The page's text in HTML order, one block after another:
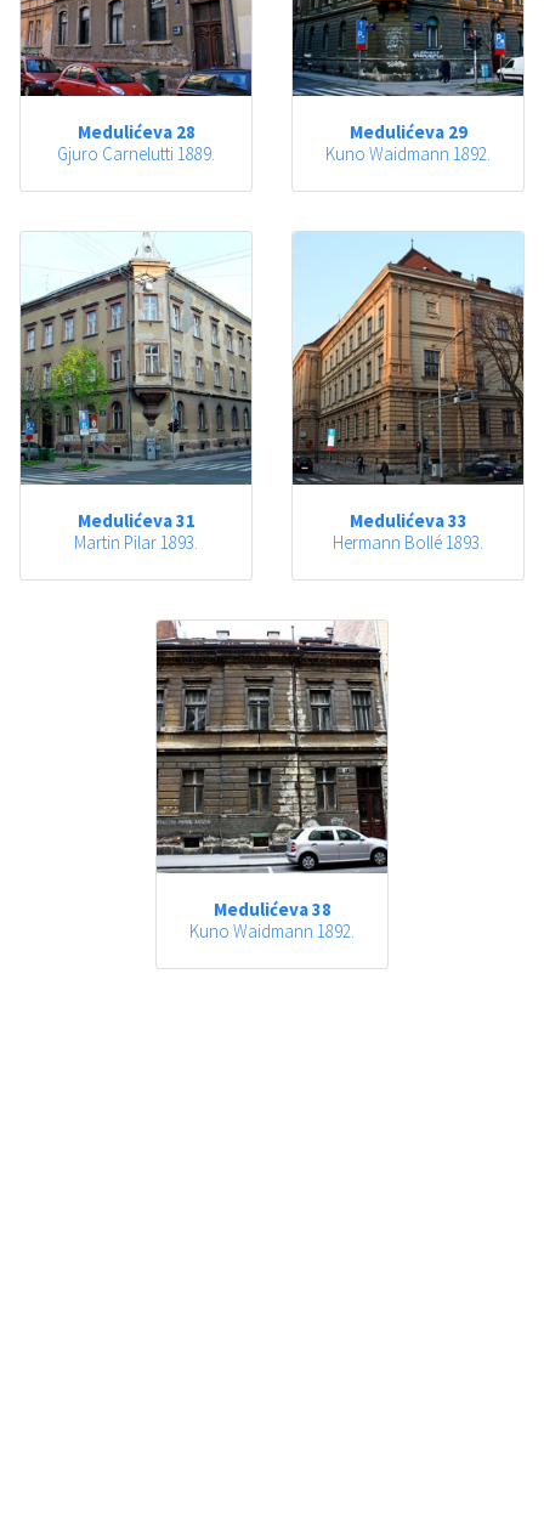
Medulićeva 28
Gjuro Carnelutti 1889.
Medulićeva 29
Kuno Waidmann 1892.
Medulićeva 31
Martin Pilar 1893.
Medulićeva 33
Hermann Bollé 1893.
Medulićeva 38
Kuno Waidmann 1892.